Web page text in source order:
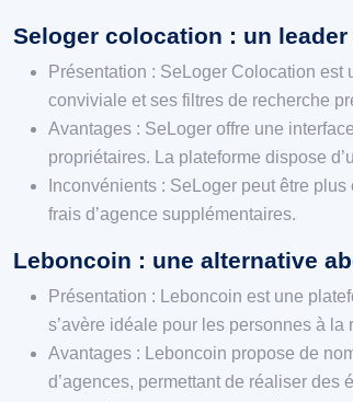
Seloger colocation : un
Présentation : SeLoger Colocation
conviviale et ses filtres de recherche
Avantages : SeLoger offre une
propriétaires. La plateforme dispose
Inconvénients : SeLoger peut être
frais d’agence supplémentaires.
Leboncoin : une alternative
Présentation : Leboncoin est une
s’avère idéale pour les personnes à la
Avantages : Leboncoin propose de
d’agences, permettant de réaliser des